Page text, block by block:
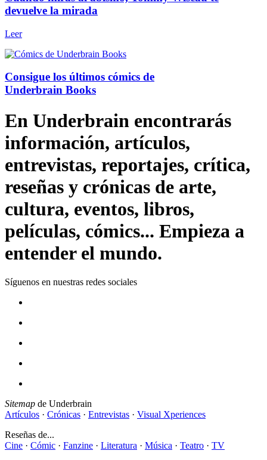
devuelve la mirada
Leer
Consigue los últimos cómics de
Underbrain Books
En Underbrain encontrarás
información, artículos,
entrevistas, reportajes, crítica,
reseñas y crónicas de arte,
cultura, eventos, libros,
películas, cómics... Empieza a
entender el mundo.
Síguenos en nuestras redes sociales
Sitemap de Underbrain
Artículos · Crónicas · Entrevistas · Visual Xperiences
Reseñas de...
Cine · Cómic · Fanzine · Literatura · Música · Teatro · TV